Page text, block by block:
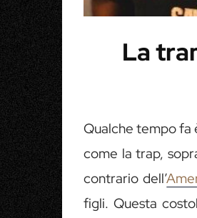
La
Qualche tempo fa
come la trap,
contrario dell’
figli. Questa